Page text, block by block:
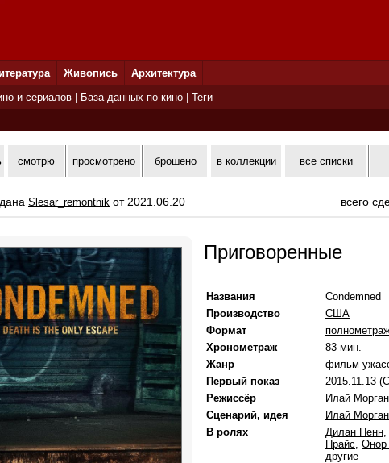
Живопись Архитектура
и сериалов База данных по кино
Теги
смотрю просмотрено брошено в коллекции все списки
Slesar_remontnik от 2021.06.20 всего
Приговоренные
Названия
Condemned
Производство
США
Формат
Хронометраж
83 мин.
Жанр
фильм
Первый показ
2015.11.13
Режиссёр
Илай
Сценарий, идея
Илай
В ролях
Дилан Пенн,
Прайс, Онор
другие